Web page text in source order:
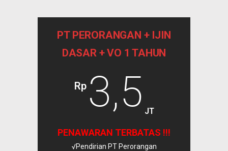
PT PERORANGAN + IJIN
DASAR + VO 1 TAHUN
Rp 3,5 JT
PENAWARAN TERBATAS !!!
√Pendirian PT Perorangan